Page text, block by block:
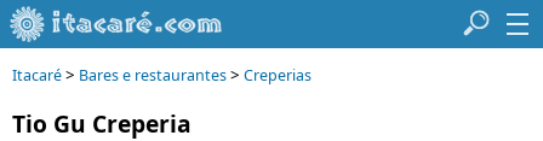
Itacaré> Bares e restaurantes> Creperias
Tio Gu Creperia